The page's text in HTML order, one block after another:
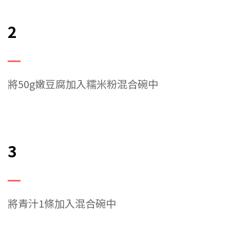
2
將50g嫩豆腐加入糯米粉混合碗中
3
將青汁1條加入混合碗中